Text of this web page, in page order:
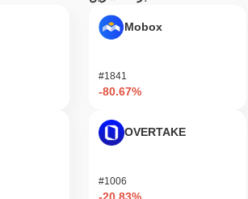
Mobox
#1841
-80.67%
OVERTAKE
#1006
-20.83%